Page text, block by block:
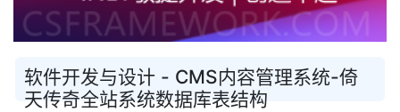
软件开发与设计 - CMS内容管理系统-倚
天传奇全站系统数据库表结构